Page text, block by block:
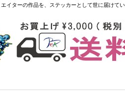
イターの作品を、ステッカーとして世に届けて